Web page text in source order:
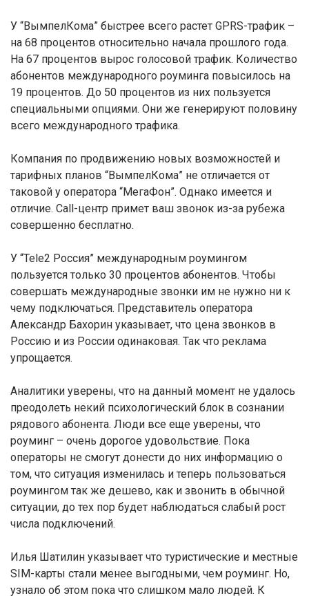
У “ВымпелКома” быстрее всего растет GPRS-трафик –
на 68 процентов относительно начала прошлого года.
На 67 процентов вырос голосовой трафик. Количество
абонентов международного роуминга повысилось на
19 процентов. До 50 процентов из них пользуется
специальными опциями. Они же генерируют половину
всего международного трафика.
Компания по продвижению новых возможностей и
тарифных планов “ВымпелКома” не отличается от
таковой у оператора “МегаФон”. Однако имеется и
отличие. Call-центр примет ваш звонок из-за рубежа
совершенно бесплатно.
У “Tele2 Россия” международным роумингом
пользуется только 30 процентов абонентов. Чтобы
совершать международные звонки им не нужно ни к
чему подключаться. Представитель оператора
Александр Бахорин указывает, что цена звонков в
Россию и из России одинаковая. Так что реклама
упрощается.
Аналитики уверены, что на данный момент не удалось
преодолеть некий психологический блок в сознании
рядового абонента. Люди все еще уверены, что
роуминг – очень дорогое удовольствие. Пока
операторы не смогут донести до них информацию о
том, что ситуация изменилась и теперь пользоваться
роумингом так же дешево, как и звонить в обычной
ситуации, до тех пор будет наблюдаться слабый рост
числа подключений.
Илья Шатилин указывает что туристические и местные
SIM-карты стали менее выгодными, чем роуминг. Но,
узнало об этом пока что слишком мало людей. К